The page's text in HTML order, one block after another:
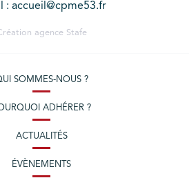
: accueil@cpme53.fr
agence Stafe
SOMMES-NOUS ?
ADHÉRER ?
ACTUALITÉS
ÉVÈNEMENTS